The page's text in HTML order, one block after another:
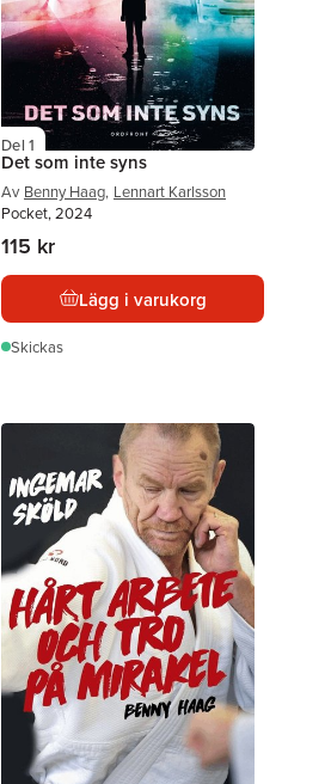
Del 1
Det som inte syns
Av Benny Haag, Lennart Karlsson
Pocket, 2024
115 kr
Lägg i varukorg
Skickas